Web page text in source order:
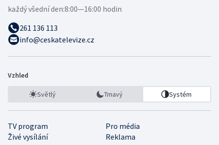
každý všední den:8:00—16:00 hodin
261 136 113
info@ceskatelevize.cz
Vzhled
Světlý Tmavý Systém
TV program
Pro média
Živé vysílání
Reklama